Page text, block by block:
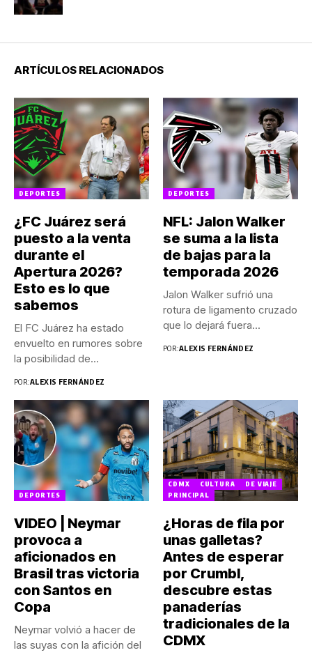
ARTÍCULOS RELACIONADOS
DEPORTES
¿FC Juárez será
puesto a la venta
durante el
Apertura 2026?
Esto es lo que
sabemos
El FC Juárez ha estado
envuelto en rumores sobre
la posibilidad de...
POR:ALEXIS FERNÁNDEZ
DEPORTES
NFL: Jalon Walker
se suma a la lista
de bajas para la
temporada 2026
Jalon Walker sufrió una
rotura de ligamento cruzado
que lo dejará fuera...
POR:ALEXIS FERNÁNDEZ
DEPORTES
VIDEO | Neymar
provoca a
aficionados en
Brasil tras victoria
con Santos en
Copa
Neymar volvió a hacer de
las suyas con la afición del
CDMX CULTURA
DE VIAJE
PRINCIPAL
¿Horas de fila por
unas galletas?
Antes de esperar
por Crumbl,
descubre estas
panaderías
tradicionales de la
CDMX